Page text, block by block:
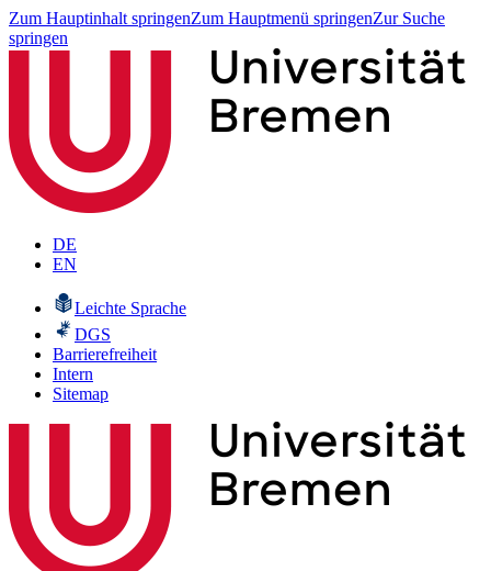
Zum Hauptinhalt springenZum Hauptmenü springenZur Suche
springen
DE
EN
Leichte Sprache
DGS
Barrierefreiheit
Intern
Sitemap